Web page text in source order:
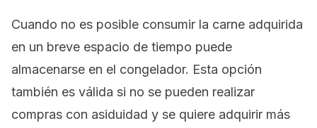
Cuando no es posible consumir la carne adquirida
en un breve espacio de tiempo puede
almacenarse en el congelador. Esta opción
también es válida si no se pueden realizar
compras con asiduidad y se quiere adquirir más